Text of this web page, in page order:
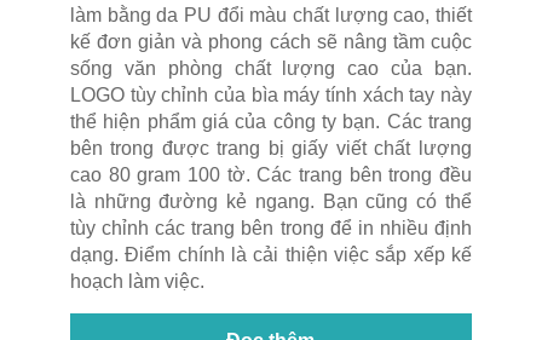
làm bằng da PU đổi màu chất lượng cao, thiết
kế đơn giản và phong cách sẽ nâng tầm cuộc
sống văn phòng chất lượng cao của bạn.
LOGO tùy chỉnh của bìa máy tính xách tay này
thể hiện phẩm giá của công ty bạn. Các trang
bên trong được trang bị giấy viết chất lượng
cao 80 gram 100 tờ. Các trang bên trong đều
là những đường kẻ ngang. Bạn cũng có thể
tùy chỉnh các trang bên trong để in nhiều định
dạng. Điểm chính là cải thiện việc sắp xếp kế
hoạch làm việc.